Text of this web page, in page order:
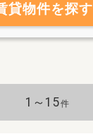
貸物件を探す
1～15件